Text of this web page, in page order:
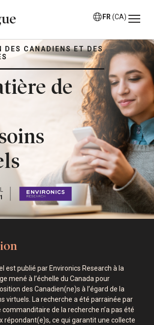
FR (CA)
DES CANADIENS ET DES
de
est publié par Environics Research à la
mené à l’échelle du Canada pour
des Canadien(ne)s à l’égard de la
virtuels. La recherche a été parrainée par
commanditaire de la recherche n’a pas été
répondant(e)s, ce qui garantit une collecte